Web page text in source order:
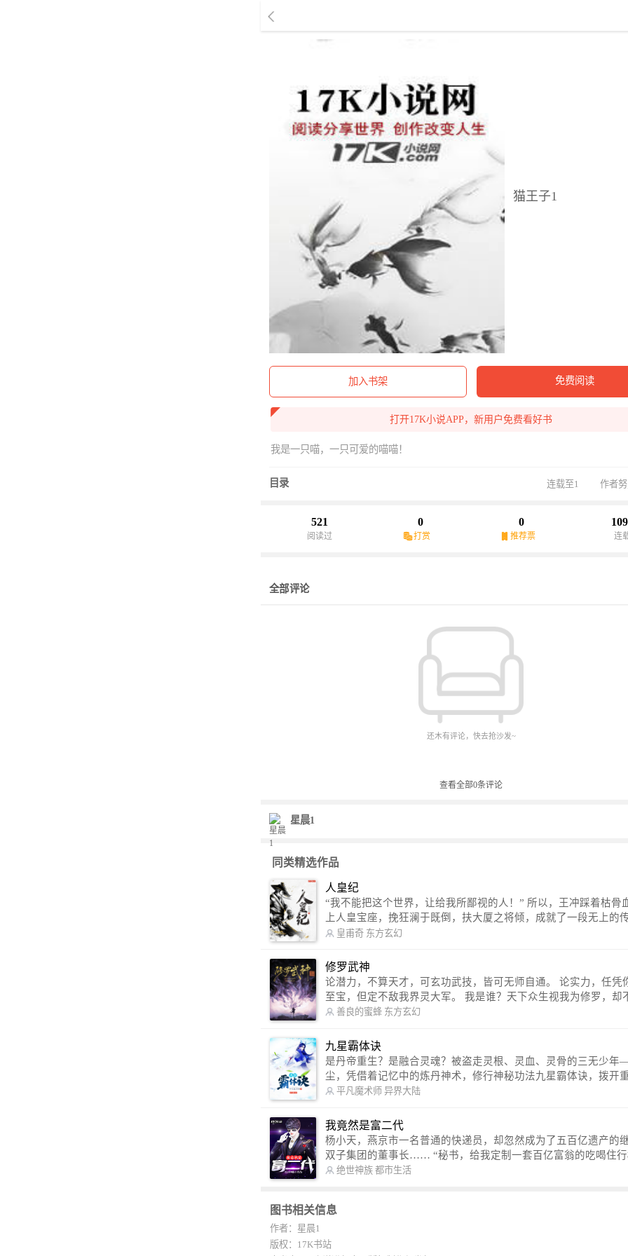
猫王子1
加入书架 免费阅读
打开17K小说APP，新用户免费看好书
我是一只喵，一只可爱的喵喵！
目录 连载至1 作者
521
阅读过
0
打赏
0
推荐票 连
全部评论
还木有评论，快去抢沙发~
查看全部0条评论
星晨1
同类精选作品
人皇纪
“我不能把这个世界，让给我所鄙视的人！” 所以，王冲踩着枯骨血海，踏
上人皇宝座，挽狂澜于既倒，扶大厦之将倾，成就了一段无上的传
信公众号：皇甫奇 （微信号：huangfuqi1985） 新浪微博：皇甫奇（地址：
皇甫奇 东方玄幻
修罗武神
论潜力，不算天才，可玄功武技，皆可无师自通。 论实力，任凭你有万千
至宝，但定不敌我界灵大军。 我是谁？天下众生视我为修罗，却不知，我
以修罗成武神。 （想看修罗武神番外，请关注蜜蜂微信公众号：善良的蜜
善良的蜜蜂 东方玄幻
九星霸体诀
是丹帝重生？是融合灵魂？被盗走灵根、灵血、灵骨的三无少
尘，凭借着记忆中的炼丹神术，修行神秘功法九星霸体诀，拨开
雾，解开惊天之局。 手掌天地乾坤，脚踏日月星辰，勾搭各色美女，
哭。 本故事纯属虚构，如有雷同，那就是真事儿，想要对号入座，抓
紧时间进群：487963015 微信公众号：平凡魔术师,或者搜索：
ushi1982,公众号上有问必答，福利多多！
平凡魔术师 异界大陆
我竟然是富二代
杨小天，燕京市一名普通的快递员，却忽然成为了五百亿遗产的
双子集团的董事长…… “秘书，给我定制一套百亿富翁的吃喝住行标准！”
“好的，杨总。” “你晚上在我的床上安排五个嫩模是怎么回事？” “回杨总，
办不到的。
绝世神族 都市生活
图书相关信息
作者：星晨1
版权：17K书站